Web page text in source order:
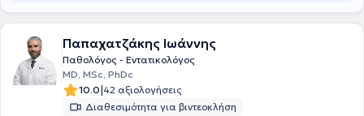
Παπαχατζάκης Ιωάννης
Παθολόγος - Εντατικολόγος
MD, MSc, PhDc
10.0|42 αξιολογήσεις
Διαθεσιμότητα για βιντεοκλήση